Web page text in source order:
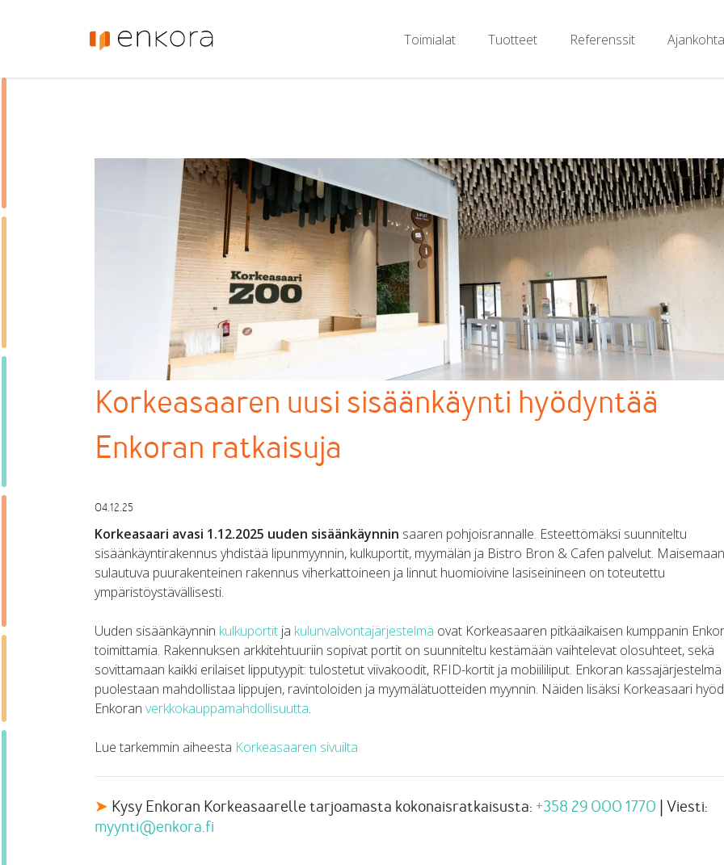
Toimialat
Tuotteet Referenssit
Korkeasaaren uusi sisäänkäynti hyödyntää
Enkoran ratkaisuja
04.12.25
Korkeasaari avasi 1.12.2025 uuden sisäänkäynnin saaren pohjoisrannalle. Esteettömäksi suunniteltu
sisäänkäyntirakennus yhdistää lipunmyynnin, kulkuportit, myymälän ja Bistro Bron & Cafen palvelut. Maisemaan
sulautuva puurakenteinen rakennus viherkattoineen ja linnut huomioivine lasiseinineen on toteutettu
ympäristöystävällisesti.
Uuden sisäänkäynnin kulkuportit ja kulunvalvontajärjestelmä ovat Korkeasaaren pitkäaikaisen kumppanin
toimittamia. Rakennuksen arkkitehtuuriin sopivat portit on suunniteltu kestämään vaihtelevat olosuhteet, sekä
sovittamaan kaikki erilaiset lipputyypit: tulostetut viivakoodit, RFID-kortit ja mobiililiput. Enkoran kassajärjestelmä
puolestaan mahdollistaa lippujen, ravintoloiden ja myymälätuotteiden myynnin. Näiden lisäksi Korkeasaari
Enkoran verkkokauppamahdollisuutta.
Lue tarkemmin aiheesta Korkeasaaren sivuilta
➤ Kysy Enkoran Korkeasaarelle tarjoamasta kokonaisratkaisusta: +358 29 000 1770 | Viesti:
myynti@enkora.fi